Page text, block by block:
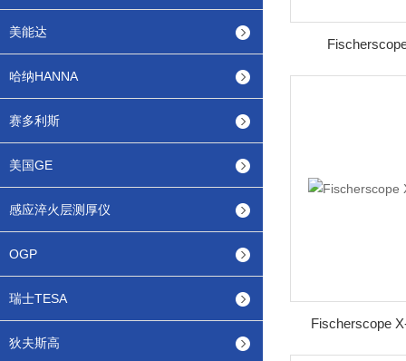
美能达
哈纳HANNA
赛多利斯
美国GE
感应淬火层测厚仪
OGP
瑞士TESA
狄夫斯高
Fischerscope